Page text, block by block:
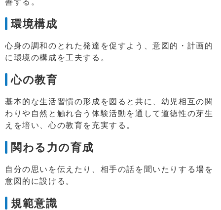
環境構成
心身の調和のとれた発達を促すよう、意図的・計画的
に環境の構成を工夫する。
心の教育
基本的な生活習慣の形成を図ると共に、幼児相互の関
わりや自然と触れ合う体験活動を通して道徳性の芽生
えを培い、心の教育を充実する。
関わる力の育成
自分の思いを伝えたり、相手の話を聞いたりする場を
意図的に設ける。
規範意識